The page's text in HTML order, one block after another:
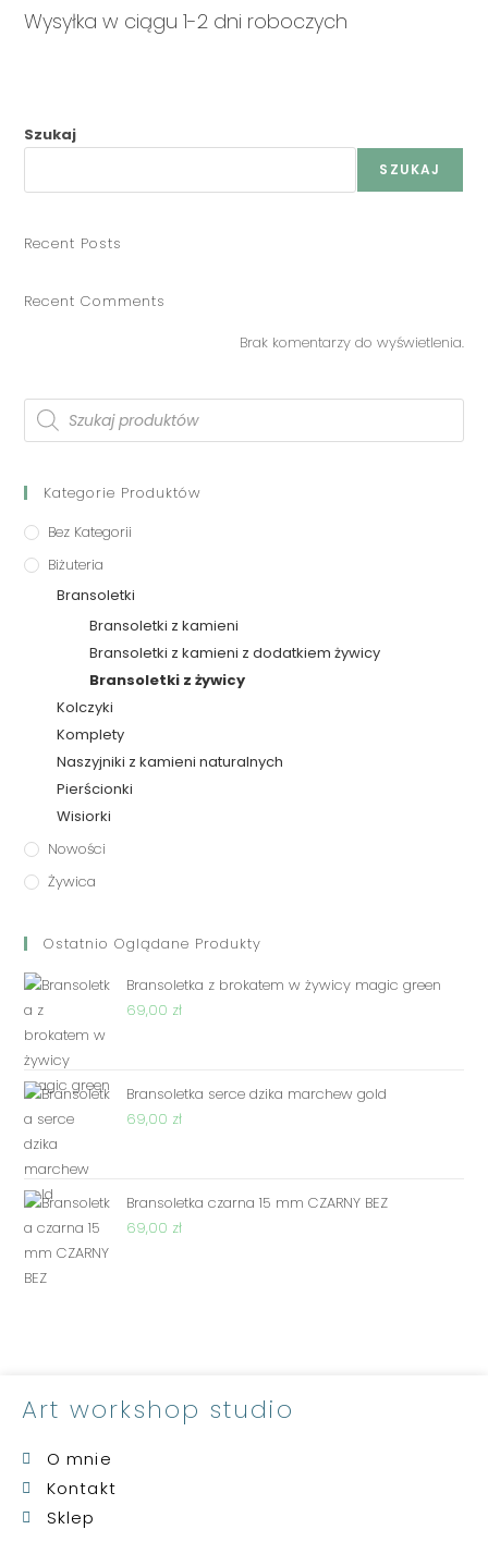
Wysyłka w ciągu 1-2 dni roboczych
Szukaj
SZUKAJ
Recent Posts
Recent Comments
Brak komentarzy do wyświetlenia.
Kategorie Produktów
Bez Kategorii
Biżuteria
Bransoletki
Bransoletki z kamieni
Bransoletki z kamieni z dodatkiem żywicy
Bransoletki z żywicy
Kolczyki
Komplety
Naszyjniki z kamieni naturalnych
Pierścionki
Wisiorki
Nowości
Żywica
Ostatnio Oglądane Produkty
Bransoletka z brokatem w żywicy magic green
69,00 zł
Bransoletka serce dzika marchew gold
69,00 zł
Bransoletka czarna 15 mm CZARNY BEZ
69,00 zł
Art workshop studio
O mnie
Kontakt
Sklep